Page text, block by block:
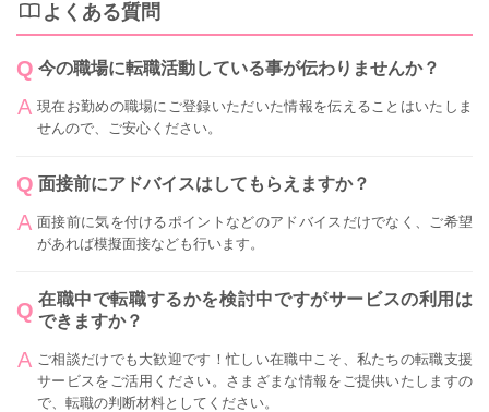
よくある質問
今の職場に転職活動している事が伝わりませんか？
現在お勤めの職場にご登録いただいた情報を伝えることはいたしま
せんので、ご安心ください。
面接前にアドバイスはしてもらえますか？
面接前に気を付けるポイントなどのアドバイスだけでなく、ご希望
があれば模擬面接なども行います。
在職中で転職するかを検討中ですがサービスの利用は
できますか？
ご相談だけでも大歓迎です！忙しい在職中こそ、私たちの転職支援
サービスをご活用ください。さまざまな情報をご提供いたしますの
で、転職の判断材料としてください。